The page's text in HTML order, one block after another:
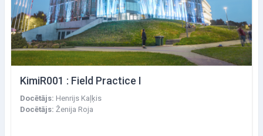
KimiR001 : Field Practice I
Docētājs: Henrijs Kaļķis
Docētājs: Ženija Roja